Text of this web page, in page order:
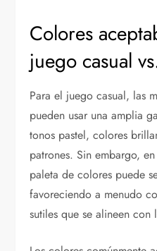
Colores
juego casual
Para el juego casual, las
pueden usar una amplia
tonos pastel, colores
patrones. Sin embargo,
paleta de colores puede
favoreciendo a menudo
sutiles que se alineen con